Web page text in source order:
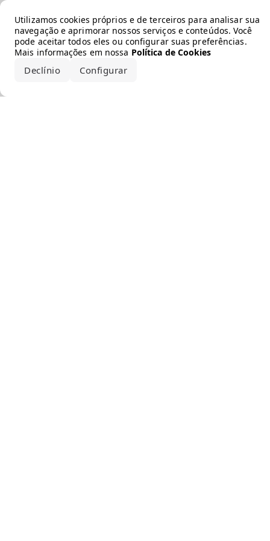
Utilizamos cookies próprios e de terceiros para analisar sua
navegação e aprimorar nossos serviços e conteúdos. Você
pode aceitar todos eles ou configurar suas preferências.
Mais informações em nossa Política de Cookies
Declínio Configurar
Error loading the brand